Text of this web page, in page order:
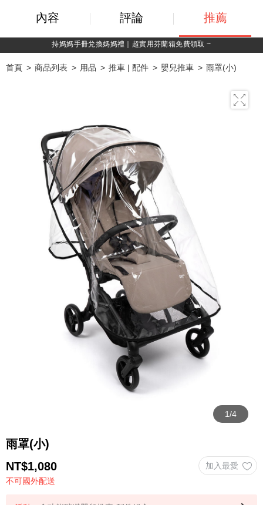
持媽媽手冊兌換媽媽禮｜超實用芬蘭箱免費領取 ~
首頁 商品列表 用品 推車 | 配件 嬰兒推車 雨罩(小)
雨罩(小)
NT$1,080
不可國外配送
內容 評論 推薦